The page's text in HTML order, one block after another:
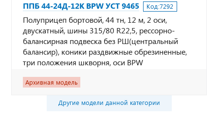
ППБ 44-24Д-12К BPW УСТ 9465 Код:7292
Полуприцеп бортовой, 44 тн, 12 м, 2 оси,
двускатный, шины 315/80 R22,5, рессорно-
балансирная подвеска без РШ(центральный
балансир), коники раздвижные обрезиненные,
три положения шкворня, оси BPW
Архивная модель
Другие модели данной категории